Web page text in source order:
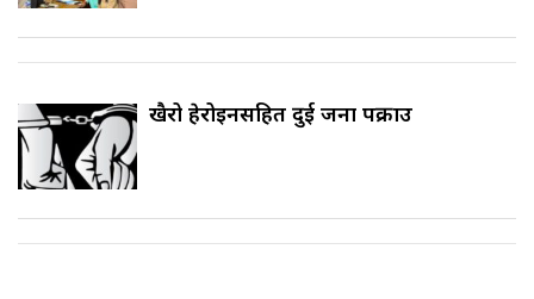
खैरो हेरोइनसहित दुई जना पक्राउ